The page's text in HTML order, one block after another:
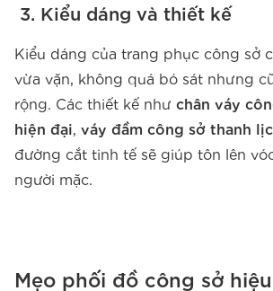
3. Kiểu dáng và thiết kế
Kiểu dáng của trang phục công sở
vừa vặn, không quá bó sát nhưng
rộng. Các thiết kế như chân váy
hiện đại, váy đầm công sở thanh
đường cắt tinh tế sẽ giúp tôn lên
người mặc.
Mẹo phối đồ công sở